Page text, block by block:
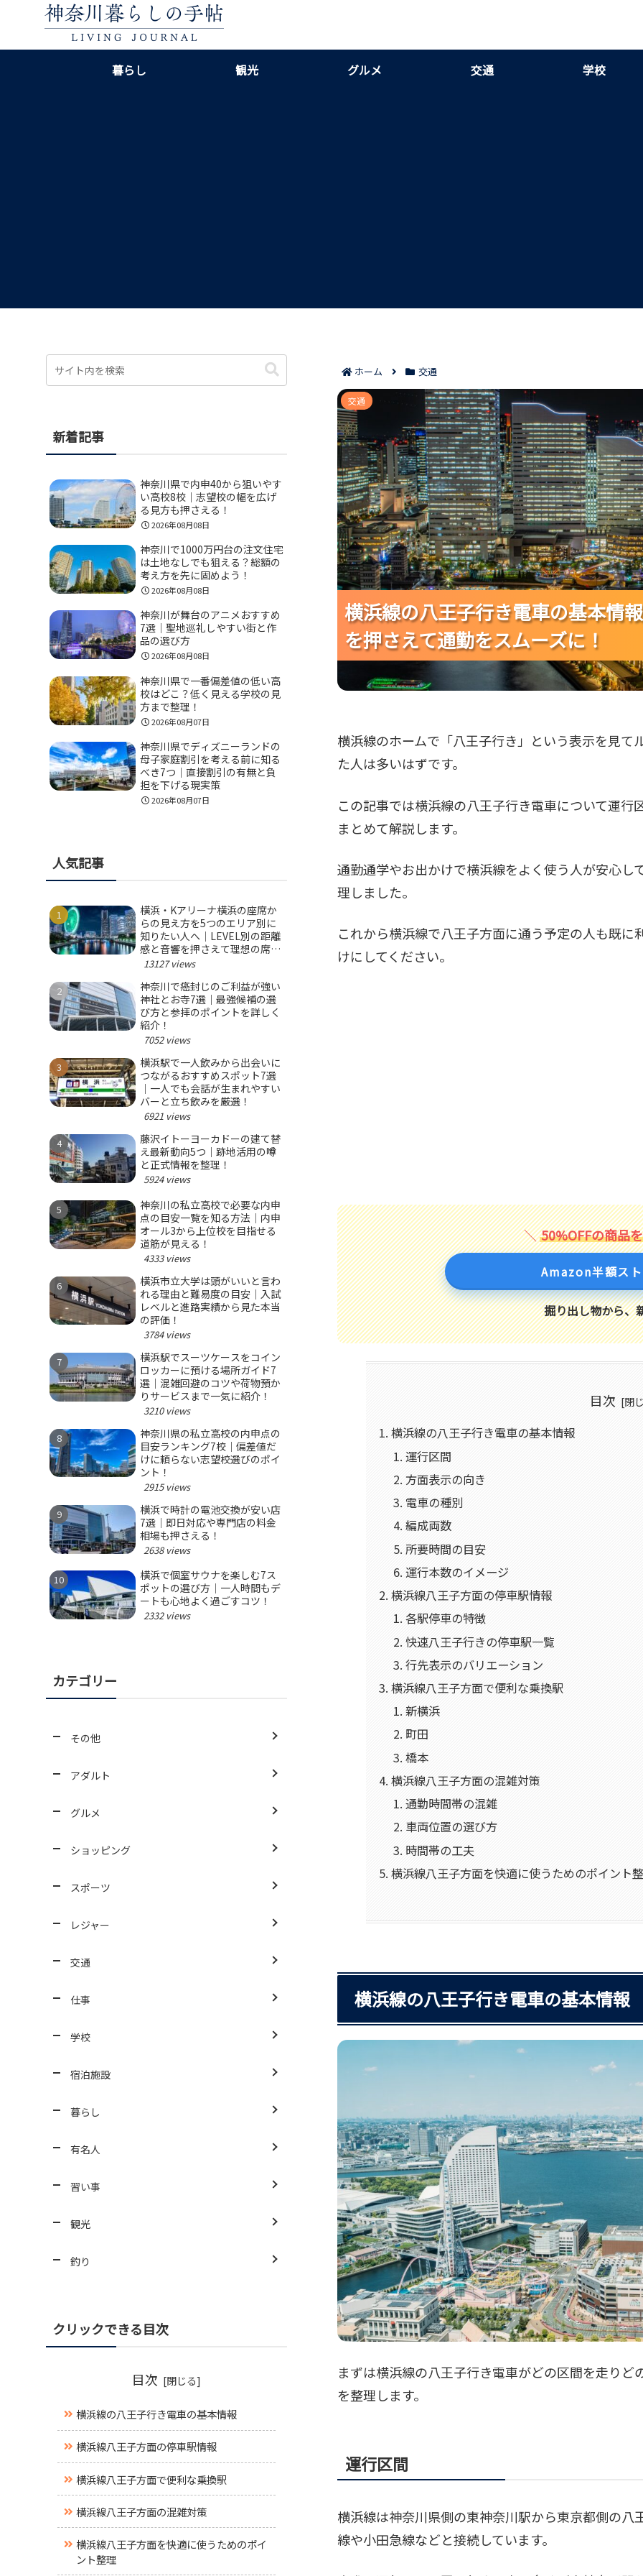
暮らし 観光 グルメ 交通 学校
ホーム 交通
横浜線の八王子行き電車の基本情報｜停車駅・所
横浜線の八王子行き電車の基本情
を押さえて通勤をスムーズに！
横浜線の八王子行き電車の基本情
を押さえて通勤をスムーズに！
横浜線の八王子行き電車の基本情
を押さえて通勤をスムーズに！
交通
横浜線のホームで「八王子行き」という表示を見
た人は多いはずです。
この記事では横浜線の八王子行き電車について運
まとめて解説します。
通勤通学やお出かけで横浜線をよく使う人が安心
理しました。
これから横浜線で八王子方面に通う予定の人も既
けにしてください。
50%OFFの商品
Amazon半額ス
掘り出し物から、
目次
横浜線の八王子行き電車の基本情報
運行区間
方面表示の向き
電車の種別
編成両数
所要時間の目安
運行本数のイメージ
横浜線八王子方面の停車駅情報
各駅停車の特徴
快速八王子行きの停車駅一覧
行先表示のバリエーション
横浜線八王子方面で便利な乗換駅
新横浜
町田
橋本
横浜線八王子方面の混雑対策
通勤時間帯の混雑
車両位置の選び方
時間帯の工夫
横浜線八王子方面を快適に使うためのポイント
横浜線の八王子行き電車の基本情報
まずは横浜線の八王子行き電車がどの区間を走り
を整理します。
運行区間
横浜線は神奈川県側の東神奈川駅から東京都側の
線や小田急線などと接続しています。
新着記事
神奈川県で内申40から狙いやす
い高校8校｜志望校の幅を広げ
る見方も押さえる！
2026年08月08日
神奈川で1000万円台の注文住宅
は土地なしでも狙える？総額の
考え方を先に固めよう！
2026年08月08日
神奈川が舞台のアニメおすすめ
7選｜聖地巡礼しやすい街と作
品の選び方
2026年08月08日
神奈川県で一番偏差値の低い高
校はどこ？低く見える学校の見
方まで整理！
2026年08月07日
神奈川県でディズニーランドの
母子家庭割引を考える前に知る
べき7つ｜直接割引の有無と負
担を下げる現実策
2026年08月07日
人気記事
横浜・Kアリーナ横浜の座席か
らの見え方を5つのエリア別に
知りたい人へ｜LEVEL別の距離
感と音響を押さえて理想の席を
選ぼう！
13127 views
神奈川で癌封じのご利益が強い
神社とお寺7選｜最強候補の選
び方と参拝のポイントを詳しく
紹介！
7052 views
横浜駅で一人飲みから出会いに
つながるおすすめスポット7選
｜一人でも会話が生まれやすい
バーと立ち飲みを厳選！
6921 views
藤沢イトーヨーカドーの建て替
え最新動向5つ｜跡地活用の噂
と正式情報を整理！
5924 views
神奈川の私立高校で必要な内申
点の目安一覧を知る方法｜内申
オール3から上位校を目指せる
道筋が見える！
4333 views
横浜市立大学は頭がいいと言わ
れる理由と難易度の目安｜入試
レベルと進路実績から見た本当
の評価！
3784 views
横浜駅でスーツケースをコイン
ロッカーに預ける場所ガイド7
選｜混雑回避のコツや荷物預か
りサービスまで一気に紹介！
3210 views
神奈川県の私立高校の内申点の
目安ランキング7校｜偏差値だ
けに頼らない志望校選びのポイ
ント！
2915 views
横浜で時計の電池交換が安い店
7選｜即日対応や専門店の料金
相場も押さえる！
2638 views
横浜で個室サウナを楽しむ7ス
ポットの選び方｜一人時間もデ
ートも心地よく過ごすコツ！
2332 views
カテゴリー
その他
アダルト
グルメ
ショッピング
スポーツ
レジャー
交通
仕事
学校
宿泊施設
暮らし
有名人
習い事
観光
釣り
クリックできる目次
目次
横浜線の八王子行き電車の基本情報
横浜線八王子方面の停車駅情報
横浜線八王子方面で便利な乗換駅
横浜線八王子方面の混雑対策
横浜線八王子方面を快適に使うためのポイ
ント整理